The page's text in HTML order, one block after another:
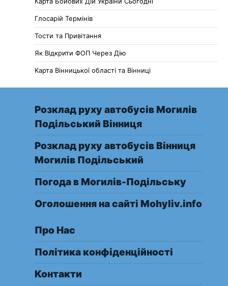
Глосарій Термінів
Тости та Привітання
Як Відкрити ФОП Через Дію
Карта Вінницької області та Вінниці
Розклад руху автобусів Могилів
Подільський Вінниця
Розклад руху автобусів Вінниця
Могилів Подільський
Погода в Могилів-Подільську
Оголошення на сайті Mohyliv.info
Про Нас
Політика конфіденційності
Контакти